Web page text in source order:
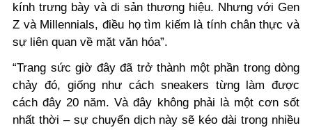
kính trưng bày và di sản thương hiệu. Nhưng với Gen
Z và Millennials, điều họ tìm kiếm là tính chân thực và
sự liên quan về mặt văn hóa”.
“Trang sức giờ đây đã trở thành một phần trong dòng
chảy đó, giống như cách sneakers từng làm được
cách đây 20 năm. Và đây không phải là một cơn sốt
nhất thời – sự chuyển dịch này sẽ kéo dài trong nhiều